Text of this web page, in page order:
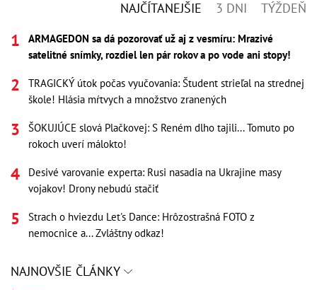
NAJČÍTANEJŠIE 3 DNI TÝŽDEŇ
ARMAGEDON sa dá pozorovať už aj z vesmíru: Mrazivé
satelitné snímky, rozdiel len pár rokov a po vode ani stopy!
TRAGICKÝ útok počas vyučovania: Študent strieľal na strednej
škole! Hlásia mŕtvych a množstvo zranených
ŠOKUJÚCE slová Plačkovej: S Reném dlho tajili... Tomuto po
rokoch uverí málokto!
Desivé varovanie experta: Rusi nasadia na Ukrajine masy
vojakov! Drony nebudú stačiť
Strach o hviezdu Let's Dance: Hrôzostrašná FOTO z
nemocnice a... Zvláštny odkaz!
NAJNOVŠIE ČLÁNKY